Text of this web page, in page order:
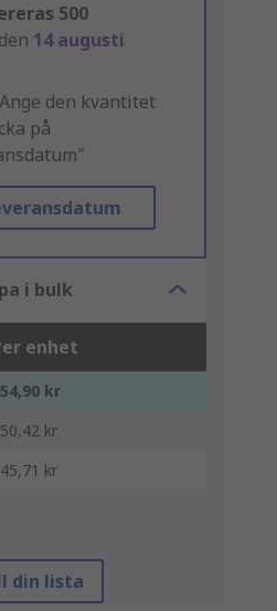
500
14 augusti
Ange den kvantitet
på
i bulk
enhet
kr
kr
kr
din lista